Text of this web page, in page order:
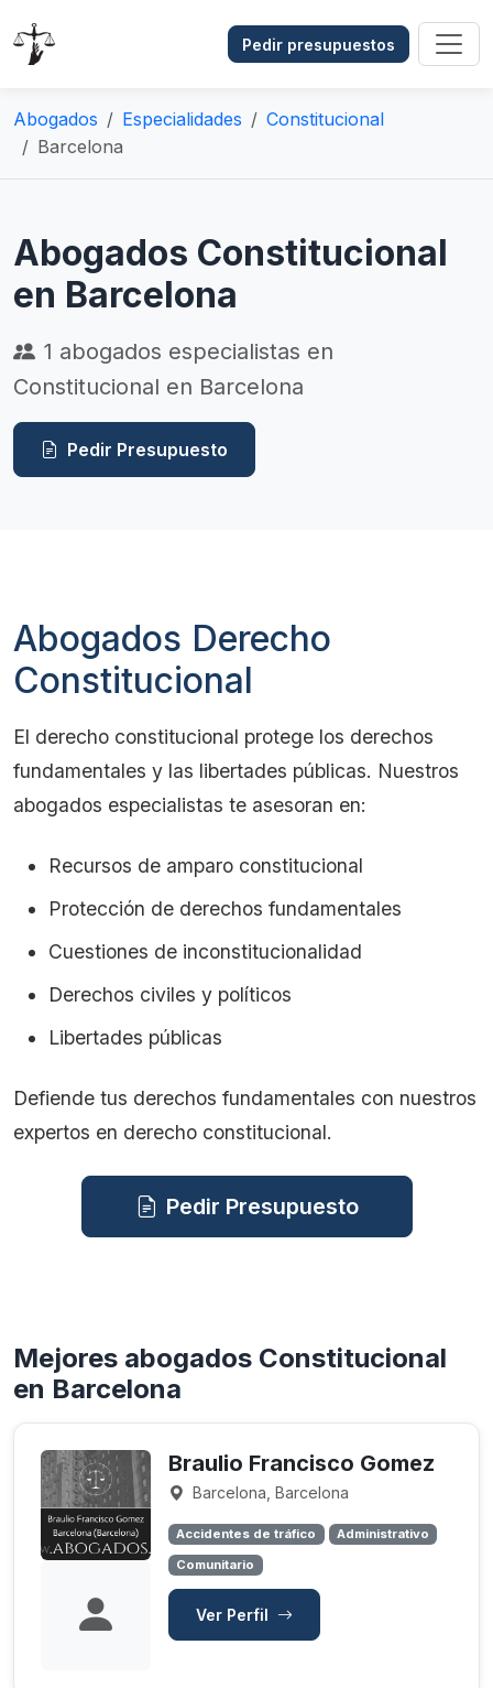
Pedir presupuestos
Abogados Especialidades
Constitucional
Barcelona
Abogados Constitucional
en Barcelona
1 abogados especialistas en
Constitucional en Barcelona
Pedir Presupuesto
Abogados Derecho
Constitucional
El derecho constitucional protege los derechos
fundamentales y las libertades públicas. Nuestros
abogados especialistas te asesoran en:
Recursos de amparo constitucional
Protección de derechos fundamentales
Cuestiones de inconstitucionalidad
Derechos civiles y políticos
Libertades públicas
Defiende tus derechos fundamentales con nuestros
expertos en derecho constitucional.
Pedir Presupuesto
Mejores abogados Constitucional
en Barcelona
Braulio Francisco Gomez
Barcelona, Barcelona
Accidentes de tráfico
Administrativo
Comunitario
Ver Perfil